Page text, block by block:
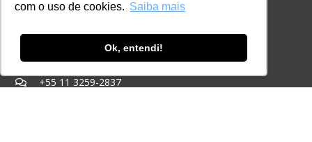
com o uso de cookies. Saiba mais
Ok, entendi!
Eventos
Certificações
CONTATO
+55 11 3259-2837